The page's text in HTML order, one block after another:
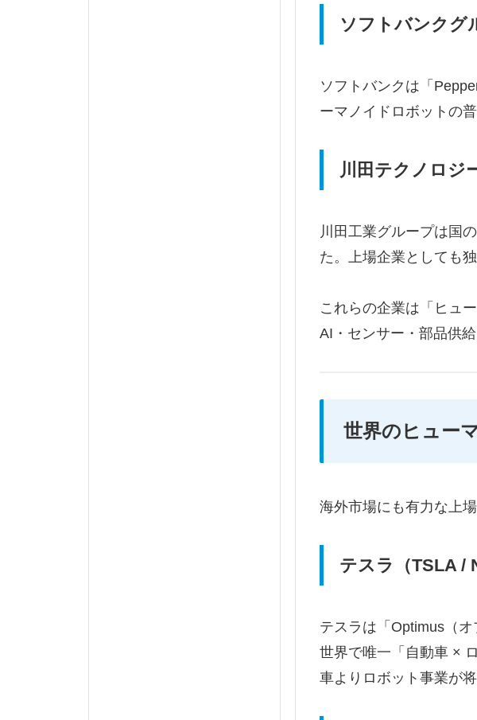
ソフトバンクグ
ソフトバンクは「
ーマノイドロボットの
川田テクノロジ
川田工業グループは国
た。上場企業としても
これらの企業は「ヒュ
AI・センサー・部品供
世界のヒュー
海外市場にも有力な上
テスラ（TSLA /
テスラは「Optimus（
世界で唯一「自動車 ×
車よりロボット事業が